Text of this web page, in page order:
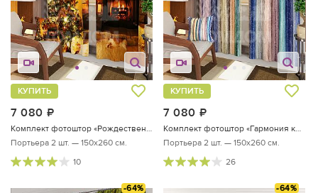
7 080
КУПИТЬ
Комплект фотоштор «Рождественский вечер»
Портьера 2 шт. — 150х260 см.
10
7 080
КУПИТЬ
Комплект фотоштор «Гармония красок»
Портьера 2 шт. — 150х260 см.
26
-64% -64%